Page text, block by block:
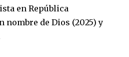
en República
nombre de Dios (2025) y